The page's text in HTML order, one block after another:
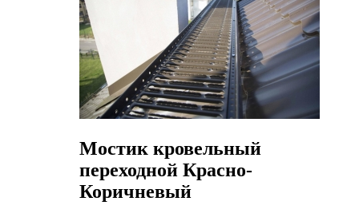
Мостик кровельный
переходной Красно-
Коричневый